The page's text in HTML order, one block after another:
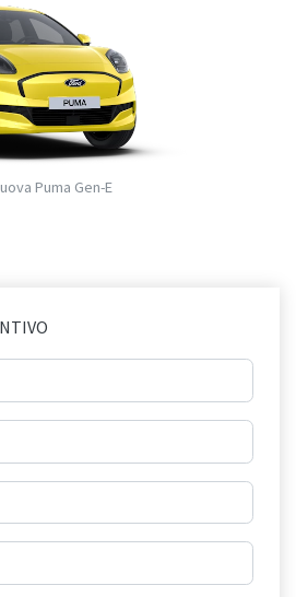
Puma Gen-E